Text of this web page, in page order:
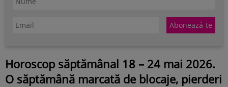
Horoscop săptămânal 18 – 24 mai 2026.
O săptămână marcată de blocaje, pierderi